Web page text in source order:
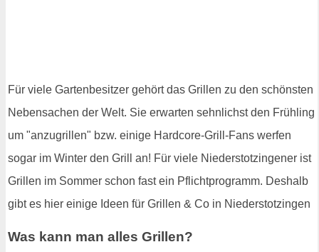
Für viele Gartenbesitzer gehört das Grillen zu den schönsten
Nebensachen der Welt. Sie erwarten sehnlichst den Frühling
um "anzugrillen" bzw. einige Hardcore-Grill-Fans werfen
sogar im Winter den Grill an! Für viele Niederstotzingener ist
Grillen im Sommer schon fast ein Pflichtprogramm. Deshalb
gibt es hier einige Ideen für Grillen & Co in Niederstotzingen
Was kann man alles Grillen?